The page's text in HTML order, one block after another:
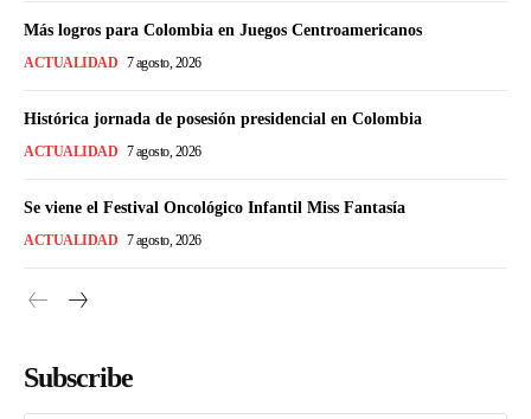
Más logros para Colombia en Juegos Centroamericanos
ACTUALIDAD 7 agosto, 2026
Histórica jornada de posesión presidencial en Colombia
ACTUALIDAD 7 agosto, 2026
Se viene el Festival Oncológico Infantil Miss Fantasía
ACTUALIDAD 7 agosto, 2026
Subscribe